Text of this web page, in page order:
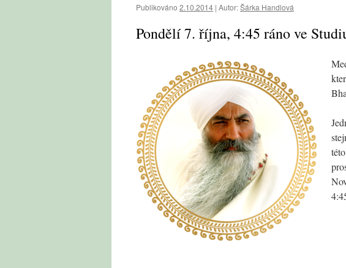
Publikováno 2.10.2014 | Autor:Šárka Handlová
Pondělí 7. října, 4:45 ráno ve